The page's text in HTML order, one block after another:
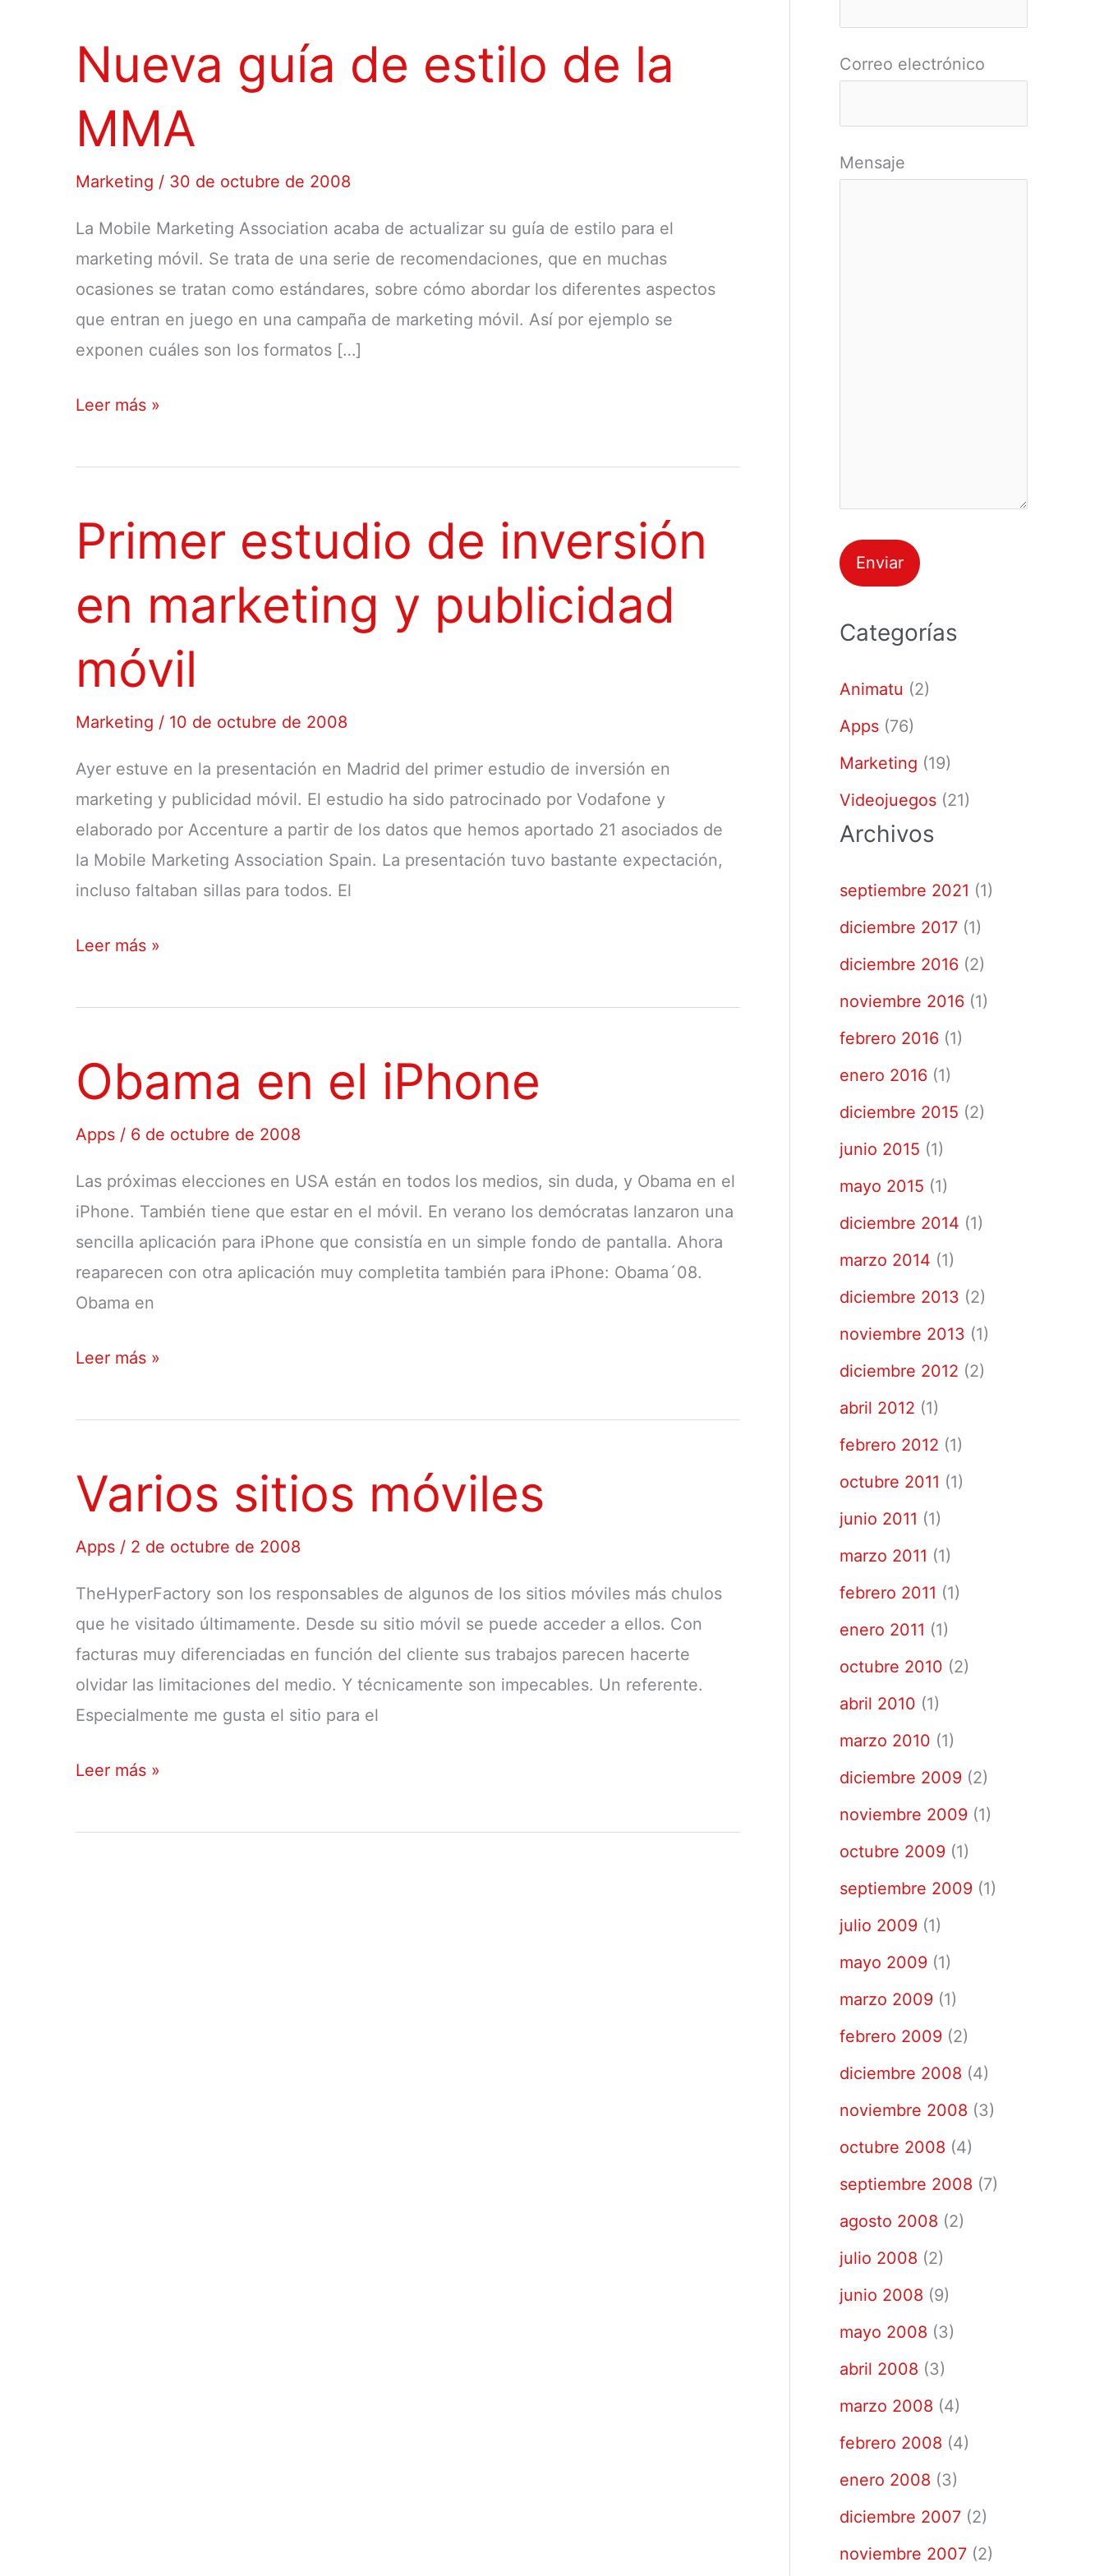
Nueva guía de estilo de la
MMA
Marketing / 30 de octubre de 2008
La Mobile Marketing Association acaba de actualizar su guía de estilo para el
marketing móvil. Se trata de una serie de recomendaciones, que en muchas
ocasiones se tratan como estándares, sobre cómo abordar los diferentes aspectos
que entran en juego en una campaña de marketing móvil. Así por ejemplo se
exponen cuáles son los formatos […]
Nueva
de
de
la
Leer más »
Primer estudio de inversión
en marketing y publicidad
móvil
Marketing / 10 de octubre de 2008
Ayer estuve en la presentación en Madrid del primer estudio de inversión en
marketing y publicidad móvil. El estudio ha sido patrocinado por Vodafone y
elaborado por Accenture a partir de los datos que hemos aportado 21 asociados de
la Mobile Marketing Association Spain. La presentación tuvo bastante expectación,
incluso faltaban sillas para todos. El
Primer
de
en
marketing
y
móvil
Leer más »
Obama en el iPhone
Apps / 6 de octubre de 2008
Las próximas elecciones en USA están en todos los medios, sin duda, y Obama en el
iPhone. También tiene que estar en el móvil. En verano los demócratas lanzaron una
sencilla aplicación para iPhone que consistía en un simple fondo de pantalla. Ahora
reaparecen con otra aplicación muy completita también para iPhone: Obama´08.
Obama en
Obama
el
Leer más »
Varios sitios móviles
Apps / 2 de octubre de 2008
TheHyperFactory son los responsables de algunos de los sitios móviles más chulos
que he visitado últimamente. Desde su sitio móvil se puede acceder a ellos. Con
facturas muy diferenciadas en función del cliente sus trabajos parecen hacerte
olvidar las limitaciones del medio. Y técnicamente son impecables. Un referente.
Especialmente me gusta el sitio para el
Varios
móviles
Leer más »
Correo electrónico
Mensaje
Categorías
Animatu (2)
Apps (76)
Marketing (19)
Videojuegos (21)
Archivos
septiembre 2021 (1)
diciembre 2017 (1)
diciembre 2016 (2)
noviembre 2016 (1)
febrero 2016 (1)
enero 2016 (1)
diciembre 2015 (2)
junio 2015 (1)
mayo 2015 (1)
diciembre 2014 (1)
marzo 2014 (1)
diciembre 2013 (2)
noviembre 2013 (1)
diciembre 2012 (2)
abril 2012 (1)
febrero 2012 (1)
octubre 2011 (1)
junio 2011 (1)
marzo 2011 (1)
febrero 2011 (1)
enero 2011 (1)
octubre 2010 (2)
abril 2010 (1)
marzo 2010 (1)
diciembre 2009 (2)
noviembre 2009 (1)
octubre 2009 (1)
septiembre 2009 (1)
julio 2009 (1)
mayo 2009 (1)
marzo 2009 (1)
febrero 2009 (2)
diciembre 2008 (4)
noviembre 2008 (3)
octubre 2008 (4)
septiembre 2008 (7)
agosto 2008 (2)
julio 2008 (2)
junio 2008 (9)
mayo 2008 (3)
abril 2008 (3)
marzo 2008 (4)
febrero 2008 (4)
enero 2008 (3)
diciembre 2007 (2)
noviembre 2007 (2)